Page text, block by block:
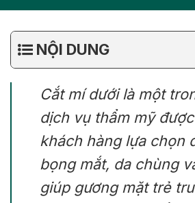
NỘI DUNG
Cắt mí dưới là một
dịch vụ thẩm mỹ
khách hàng lựa chọn
bọng mắt, da chùng
giúp gương mặt trẻ